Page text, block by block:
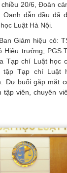
20/6, Đoàn
dẫn đầu đã
Luật Hà Nội.
Giám hiệu có:
trưởng;
Tạp chí Luật học
tập Tạp chí Luật
Dự buổi gặp mặt
tập viên, chuyên